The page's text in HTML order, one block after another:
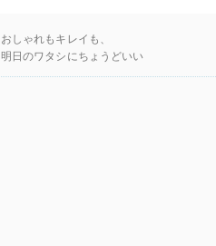
おしゃれもキレイも、
明日のワタシにちょうどいい